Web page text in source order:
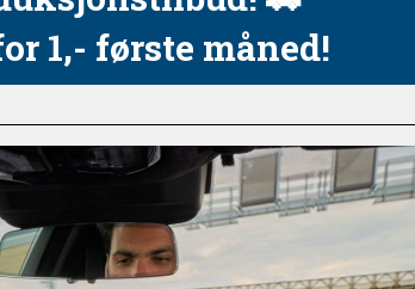
1,- første måned!